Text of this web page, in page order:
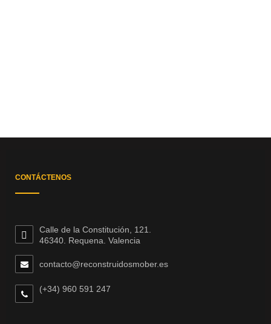
CONTÁCTENOS
Calle de la Constitución, 121.
46340. Requena. Valencia
contacto@reconstruidosmober.es
(+34) 960 591 247